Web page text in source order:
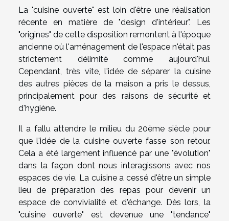
La "cuisine ouverte" est loin d'être une réalisation
récente en matière de "design d'intérieur". Les
"origines" de cette disposition remontent à l'époque
ancienne où l'aménagement de l'espace n'était pas
strictement délimité comme aujourd'hui.
Cependant, très vite, l'idée de séparer la cuisine
des autres pièces de la maison a pris le dessus,
principalement pour des raisons de sécurité et
d'hygiène.
Il a fallu attendre le milieu du 20ème siècle pour
que l'idée de la cuisine ouverte fasse son retour.
Cela a été largement influencé par une "évolution"
dans la façon dont nous interagissons avec nos
espaces de vie. La cuisine a cessé d'être un simple
lieu de préparation des repas pour devenir un
espace de convivialité et d'échange. Dès lors, la
"cuisine ouverte" est devenue une "tendance"